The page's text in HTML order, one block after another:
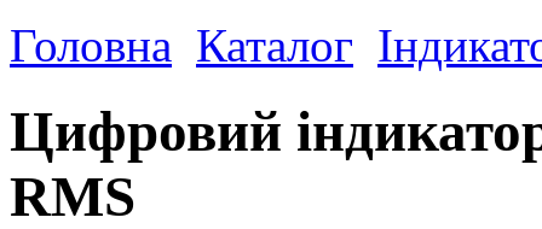
Головна Каталог
Цифровий
RMS